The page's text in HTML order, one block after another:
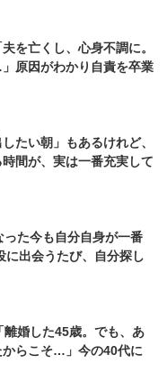
を亡くし、心身不調に。
原因がわかり自責を卒業
たい朝」もあるけれど、
間が、実は一番充実して
た今も自分自身が一番
に出会うたび、自分探し
婚した45歳。でも、あ
からこそ…」今の40代に